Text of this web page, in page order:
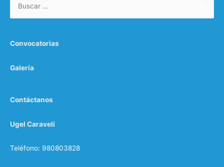
Convocatorias
Galería
Contáctanos
Ugel Caravelí
Teléfono: 980803828